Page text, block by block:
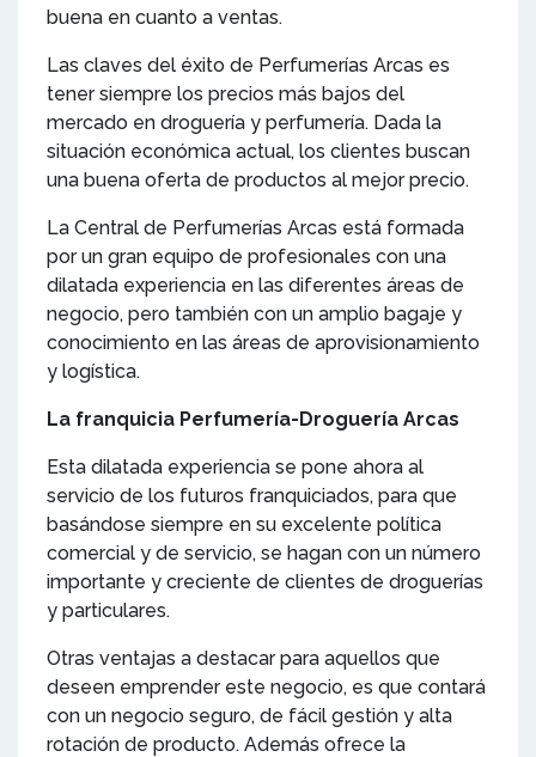
buena en cuanto a ventas.
Las claves del éxito de Perfumerías Arcas es
tener siempre los precios más bajos del
mercado en droguería y perfumería. Dada la
situación económica actual, los clientes buscan
una buena oferta de productos al mejor precio.
La Central de Perfumerías Arcas está formada
por un gran equipo de profesionales con una
dilatada experiencia en las diferentes áreas de
negocio, pero también con un amplio bagaje y
conocimiento en las áreas de aprovisionamiento
y logística.
La franquicia Perfumería-Droguería Arcas
Esta dilatada experiencia se pone ahora al
servicio de los futuros franquiciados, para que
basándose siempre en su excelente política
comercial y de servicio, se hagan con un número
importante y creciente de clientes de droguerías
y particulares.
Otras ventajas a destacar para aquellos que
deseen emprender este negocio, es que contará
con un negocio seguro, de fácil gestión y alta
rotación de producto. Además ofrece la